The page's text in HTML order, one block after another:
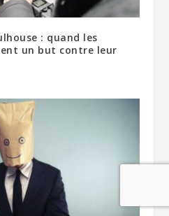
: quand les
un but contre leur